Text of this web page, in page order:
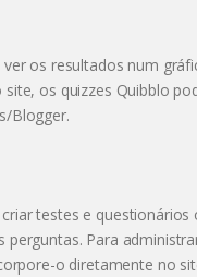
os resultados num
os quizzes Quibblo
Blogger.
testes e questionários
Para
o diretamente no